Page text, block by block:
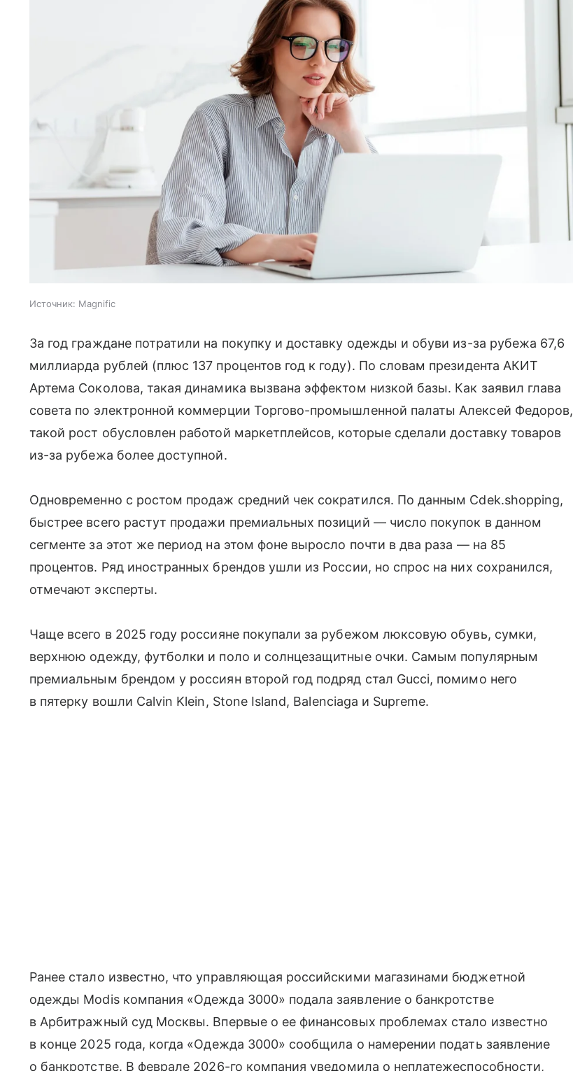
Источник: Magnific
За год граждане потратили на покупку и доставку одежды и обуви из-за рубежа 67,6
миллиарда рублей (плюс 137 процентов год к году). По словам президента АКИТ
Артема Соколова, такая динамика вызвана эффектом низкой базы. Как заявил глава
совета по электронной коммерции Торгово-промышленной палаты Алексей Федоров,
такой рост обусловлен работой маркетплейсов, которые сделали доставку товаров
из-за рубежа более доступной.
Одновременно с ростом продаж средний чек сократился. По данным Cdek.shopping,
быстрее всего растут продажи премиальных позиций — число покупок в данном
сегменте за этот же период на этом фоне выросло почти в два раза — на 85
процентов. Ряд иностранных брендов ушли из России, но спрос на них сохранился,
отмечают эксперты.
Чаще всего в 2025 году россияне покупали за рубежом люксовую обувь, сумки,
верхнюю одежду, футболки и поло и солнцезащитные очки. Самым популярным
премиальным брендом у россиян второй год подряд стал Gucci, помимо него
в пятерку вошли Calvin Klein, Stone Island, Balenciaga и Supreme.
Ранее стало известно, что управляющая российскими магазинами бюджетной
одежды Modis компания «Одежда 3000» подала заявление о банкротстве
в Арбитражный суд Москвы. Впервые о ее финансовых проблемах стало известно
в конце 2025 года, когда «Одежда 3000» сообщила о намерении подать заявление
о банкротстве. В феврале 2026-го компания уведомила о неплатежеспособности,